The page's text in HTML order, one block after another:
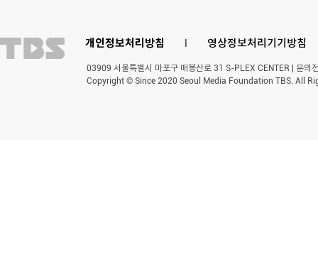
개인정보처리방침 l 영상정보처리기기방침
03909 서울특별시 마포구 매봉산로 31 S-PLEX CENTER | 문
Copyright © Since 2020 Seoul Media Foundation TBS. All